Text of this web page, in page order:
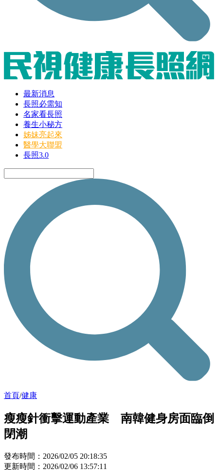
最新消息
長照必需知
名家看長照
養生小秘方
姊妹亮起來
醫學大聯盟
長照3.0
首頁/健康
瘦瘦針衝擊運動產業 南韓健身房面臨倒
閉潮
發布時間：2026/02/05 20:18:35
更新時間：2026/02/06 13:57:11